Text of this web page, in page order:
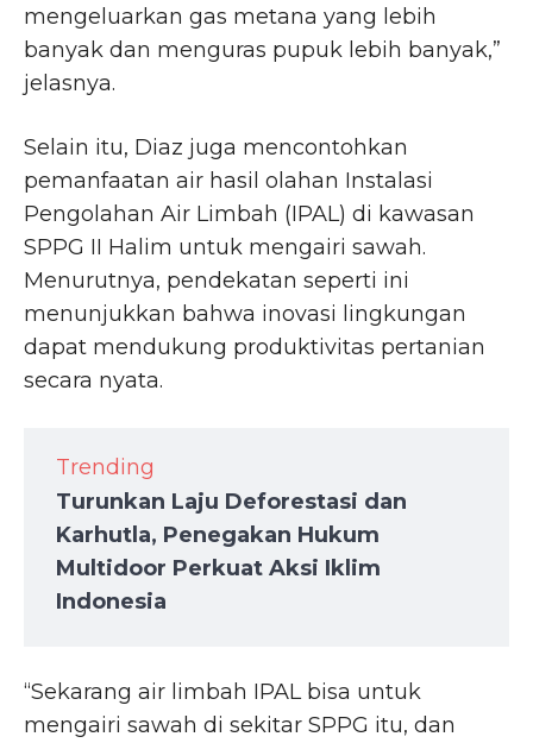
mengeluarkan gas metana yang lebih
banyak dan menguras pupuk lebih banyak,”
jelasnya.
Selain itu, Diaz juga mencontohkan
pemanfaatan air hasil olahan Instalasi
Pengolahan Air Limbah (IPAL) di kawasan
SPPG II Halim untuk mengairi sawah.
Menurutnya, pendekatan seperti ini
menunjukkan bahwa inovasi lingkungan
dapat mendukung produktivitas pertanian
secara nyata.
Trending
Turunkan Laju Deforestasi dan
Karhutla, Penegakan Hukum
Multidoor Perkuat Aksi Iklim
Indonesia
“Sekarang air limbah IPAL bisa untuk
mengairi sawah di sekitar SPPG itu, dan